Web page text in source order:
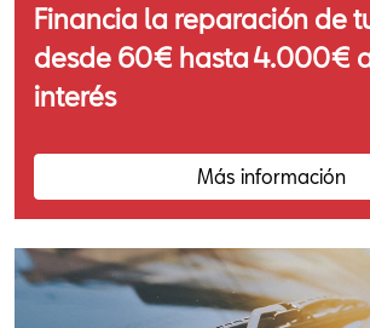
Financia la reparación de
desde 60€ hasta 4.000€
interés
Más información